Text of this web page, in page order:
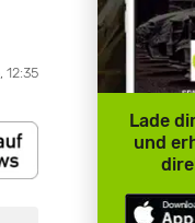
12:35
Lade
und